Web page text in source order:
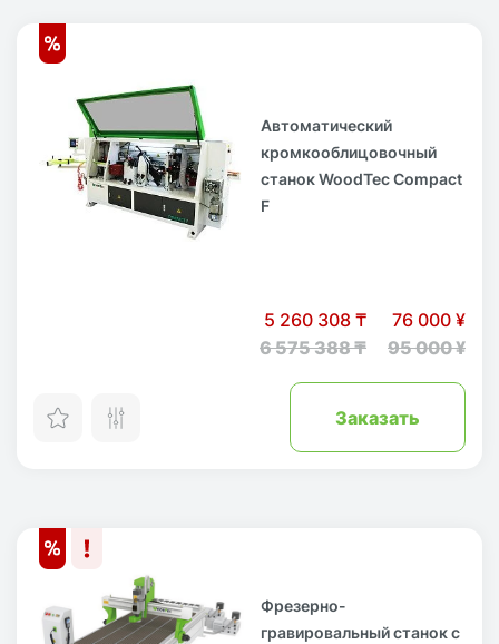
Автоматический
кромкооблицовочный
станок WoodTec Compact
F
5 260 308 ₸
6 575 388 ₸
76 000 ¥
95 000 ¥
Заказать
Фрезерно-
гравировальный станок с